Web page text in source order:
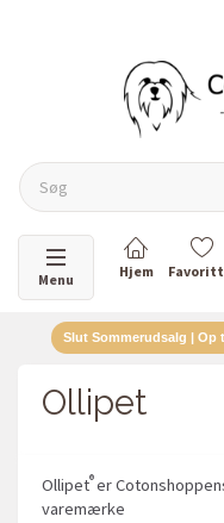
Skifte navigation
Menu
Slut Sommerudsalg | Op
Ollipet
Ollipet®er
varemærke